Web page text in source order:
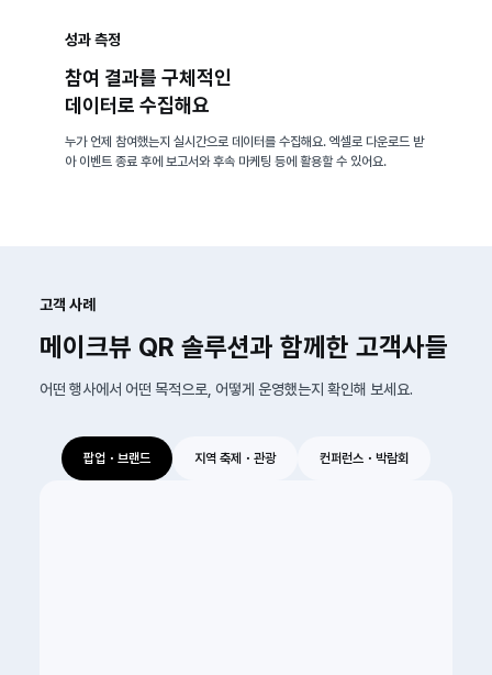
성과 측정
참여 결과를 구체적인
​데이터로 수집해요
누가 언제 참여했는지 실시간으로 데이터를 수집해요. 엑셀로 다운로드 받
아 이벤트 종료 후에 보고서와 후속 마케팅 등에 활용할 수 있어요.
고객 사례
메이크뷰 QR 솔루션과 함께한 고객사들
어떤 행사에서 어떤 목적으로, 어떻게 운영했는지 확인해 보세요.
팝업・브랜드 지역 축제・관광 컨퍼런스・박람회